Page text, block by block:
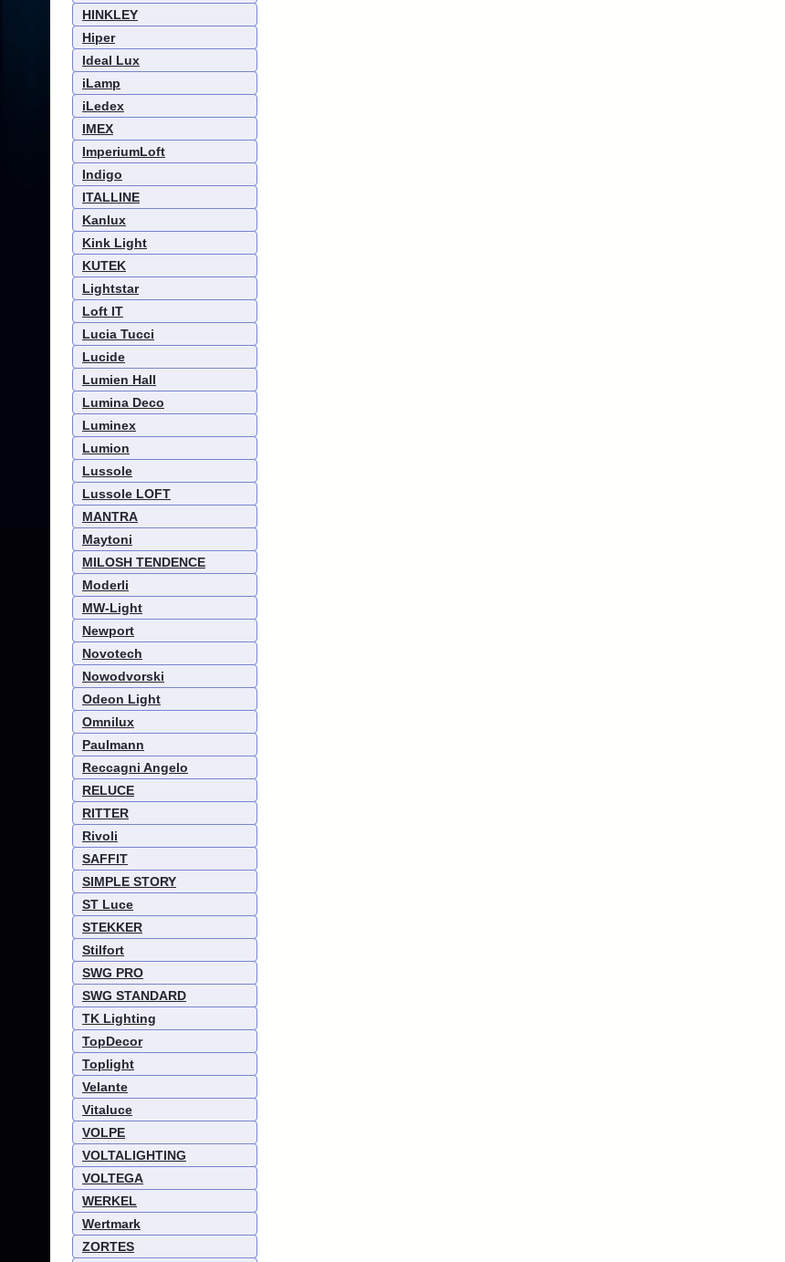
HINKLEY
Hiper
Ideal Lux
iLamp
iLedex
IMEX
ImperiumLoft
Indigo
ITALLINE
Kanlux
Kink Light
KUTEK
Lightstar
Loft IT
Lucia Tucci
Lucide
Lumien Hall
Lumina Deco
Luminex
Lumion
Lussole
Lussole LOFT
MANTRA
Maytoni
MILOSH TENDENCE
Moderli
MW-Light
Newport
Novotech
Nowodvorski
Odeon Light
Omnilux
Paulmann
Reccagni Angelo
RELUCE
RITTER
Rivoli
SAFFIT
SIMPLE STORY
ST Luce
STEKKER
Stilfort
SWG PRO
SWG STANDARD
TK Lighting
TopDecor
Toplight
Velante
Vitaluce
VOLPE
VOLTALIGHTING
VOLTEGA
WERKEL
Wertmark
ZORTES